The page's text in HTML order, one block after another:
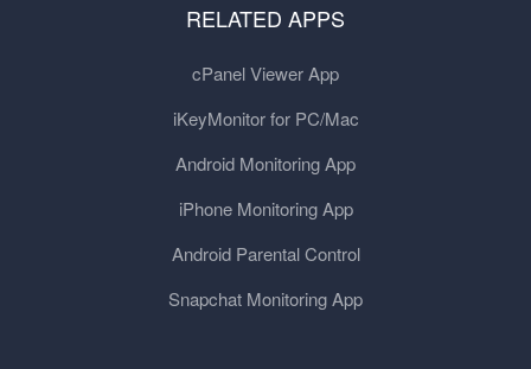
RELATED APPS
cPanel Viewer App
iKeyMonitor for PC/Mac
Android Monitoring App
iPhone Monitoring App
Android Parental Control
Snapchat Monitoring App